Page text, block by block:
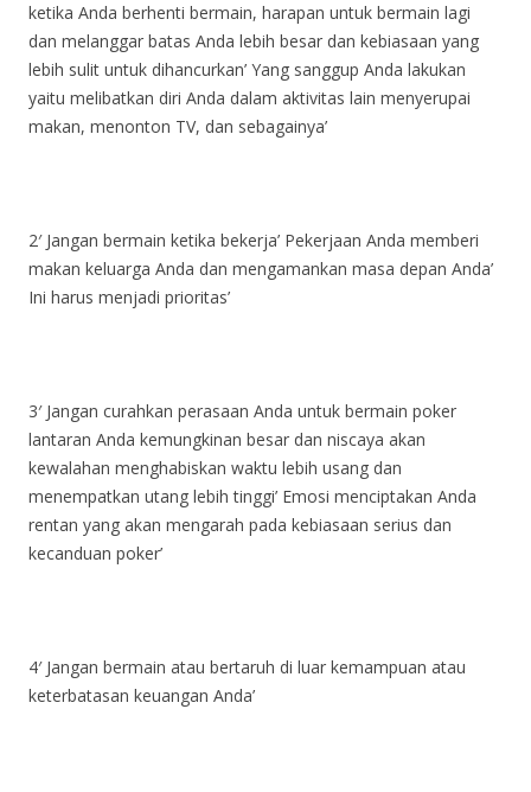
ketika Anda berhenti bermain, harapan untuk bermain lagi
dan melanggar batas Anda lebih besar dan kebiasaan yang
lebih sulit untuk dihancurkan’ Yang sanggup Anda lakukan
yaitu melibatkan diri Anda dalam aktivitas lain menyerupai
makan, menonton TV, dan sebagainya’
2′ Jangan bermain ketika bekerja’ Pekerjaan Anda memberi
makan keluarga Anda dan mengamankan masa depan Anda’
Ini harus menjadi prioritas’
3′ Jangan curahkan perasaan Anda untuk bermain poker
lantaran Anda kemungkinan besar dan niscaya akan
kewalahan menghabiskan waktu lebih usang dan
menempatkan utang lebih tinggi’ Emosi menciptakan Anda
rentan yang akan mengarah pada kebiasaan serius dan
kecanduan poker’
4′ Jangan bermain atau bertaruh di luar kemampuan atau
keterbatasan keuangan Anda’